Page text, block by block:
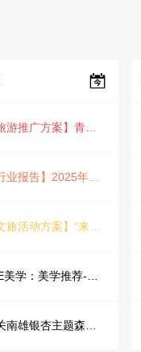
【旅游推广方案】青岛城市活力与山海魅力旅游推广方案（PPT格式）
【行业报告】2025年Q1证券行业薪酬趋势分析
【文旅活动方案】“来和月亮撞个满怀”文旅景区中秋露营音乐会团建拓展方案
IME美学：美学推荐-飞猪旅行春节营销通案
韶关南雄银杏主题森林公园总体设计概念规划方案